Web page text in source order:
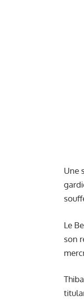
Une
Le
son